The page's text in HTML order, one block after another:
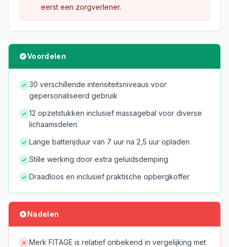
eerst een zorgverlener.
Voordelen
30 verschillende intensiteitsniveaus voor
gepersonaliseerd gebruik
12 opzetstukken inclusief massagebal voor diverse
lichaamsdelen
Lange batterijduur van 7 uur na 2,5 uur opladen
Stille werking door extra geluidsdemping
Draadloos en inclusief praktische opbergkoffer
Nadelen
Merk FITAGE is relatief onbekend in vergelijking met